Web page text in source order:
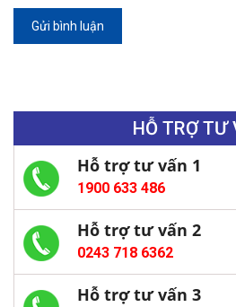
Gửi bình luận
HỖ TRỢ TƯ
Hỗ trợ tư vấn 1
1900 633 486
Hỗ trợ tư vấn 2
0243 718 6362
Hỗ trợ tư vấn 3